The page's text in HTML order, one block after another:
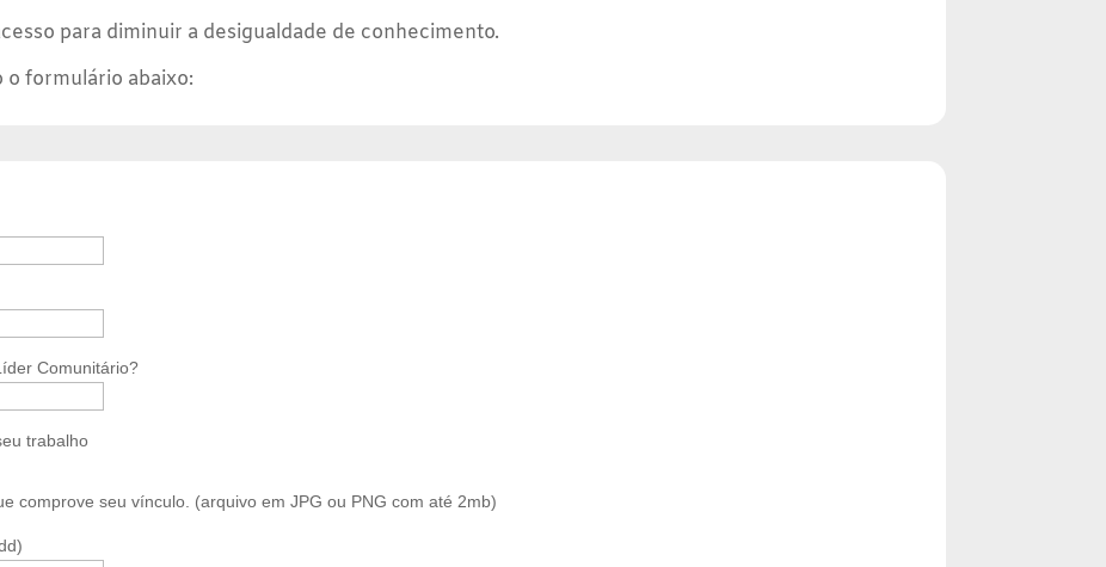
para diminuir a desigualdade de conhecimento.
o formulário abaixo:
Comunitário?
trabalho
comprove seu vínculo. (arquivo em JPG ou PNG com até 2mb)